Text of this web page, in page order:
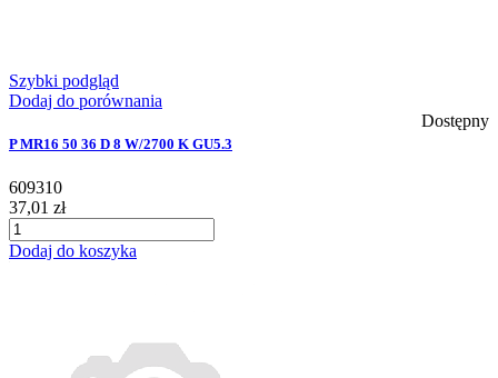
Szybki podgląd
Dodaj do porównania
Dostępny
P MR16 50 36 D 8 W/2700 K GU5.3
609310
37,01 zł
Dodaj do koszyka